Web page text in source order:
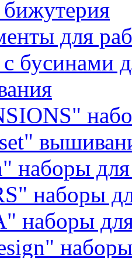
бижутерия
для
бусинами
наборы
наборы
наборы